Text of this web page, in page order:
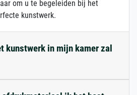
om u te begeleiden bij het
kunstwerk.
kunstwerk in mijn kamer zal